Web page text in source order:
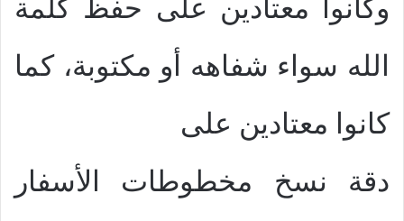
وكانوا معتادين على حفظ كلمة
الله سواء شفاهه أو مكتوبة، كما
كانوا معتادين على
دقة نسخ مخطوطات الأسفار